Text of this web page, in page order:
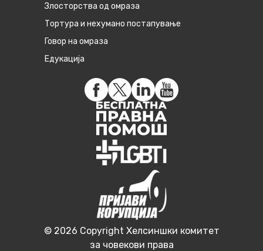
Злосторства од омраза
Тортура и нехумано постапување
Говор на омраза
Едукација
© 2026 Copyright Хелсиншки комитет
за човекови права